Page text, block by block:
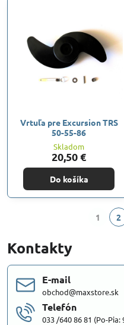
Vrtuľa pre Excursion TRS
50-55-86
Skladom
20,50 €
Do košíka
1 2
Kontakty
E-mail
obchod@maxstore.sk
Telefón
033 /640 86 81 (Po-Pia: